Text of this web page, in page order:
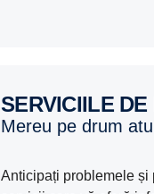
SERVICIILE
mereu pe drum
Anticipați problemele și